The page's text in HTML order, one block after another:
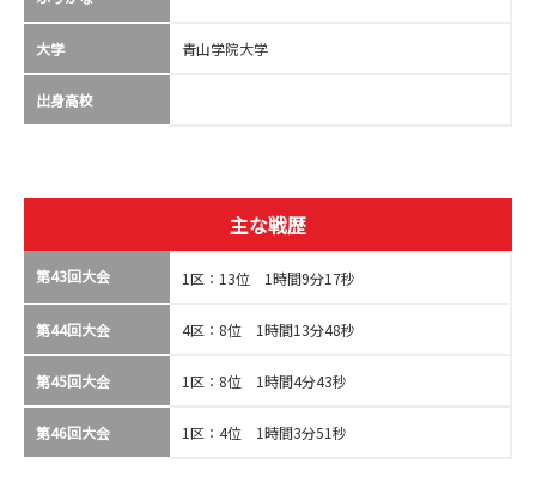
大学 青山学院大学
出身高校
主な戦歴
第43回大会 1区：13位 1時間9分17秒
第44回大会 4区：8位 1時間13分48秒
第45回大会 1区：8位 1時間4分43秒
第46回大会 1区：4位 1時間3分51秒